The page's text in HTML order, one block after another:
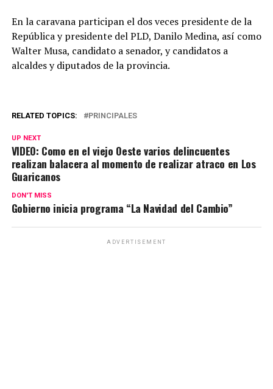
En la caravana participan el dos veces presidente de la
República y presidente del PLD, Danilo Medina, así como
Walter Musa, candidato a senador, y candidatos a
alcaldes y diputados de la provincia.
RELATED TOPICS: PRINCIPALES
UP NEXT
VIDEO: Como en el viejo Oeste varios delincuentes
realizan balacera al momento de realizar atraco en Los
Guaricanos
DON'T MISS
Gobierno inicia programa “La Navidad del Cambio”
ADVERTISEMENT